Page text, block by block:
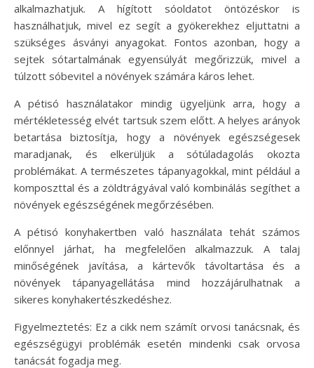
alkalmazhatjuk. A hígított sóoldatot öntözéskor is
használhatjuk, mivel ez segít a gyökerekhez eljuttatni a
szükséges ásványi anyagokat. Fontos azonban, hogy a
sejtek sótartalmának egyensúlyát megőrizzük, mivel a
túlzott sóbevitel a növények számára káros lehet.
A pétisó használatakor mindig ügyeljünk arra, hogy a
mértékletesség elvét tartsuk szem előtt. A helyes arányok
betartása biztosítja, hogy a növények egészségesek
maradjanak, és elkerüljük a sótúladagolás okozta
problémákat. A természetes tápanyagokkal, mint például a
komposzttal és a zöldtrágyával való kombinálás segíthet a
növények egészségének megőrzésében.
A pétisó konyhakertben való használata tehát számos
előnnyel járhat, ha megfelelően alkalmazzuk. A talaj
minőségének javítása, a kártevők távoltartása és a
növények tápanyagellátása mind hozzájárulhatnak a
sikeres konyhakertészkedéshez.
Figyelmeztetés: Ez a cikk nem számít orvosi tanácsnak, és
egészségügyi problémák esetén mindenki csak orvosa
tanácsát fogadja meg.